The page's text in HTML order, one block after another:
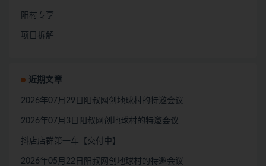
阳村专享
项目拆解
近期文章
2026年07月29日阳叔网创地球村的特邀会议
2026年07月3日阳叔网创地球村的特邀会议
抖店店群第一车【交付中】
2026年05月22日阳叔网创地球村的特邀会议